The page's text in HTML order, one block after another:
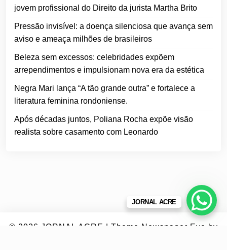
jovem profissional do Direito da jurista Martha Brito
Pressão invisível: a doença silenciosa que avança sem
aviso e ameaça milhões de brasileiros
Beleza sem excessos: celebridades expõem
arrependimentos e impulsionam nova era da estética
Negra Mari lança “A tão grande outra” e fortalece a
literatura feminina rondoniense.
Após décadas juntos, Poliana Rocha expõe visão
realista sobre casamento com Leonardo
© 2026 JORNAL ACRE | Theme Newspaper Eye by
JORNAL ACRE